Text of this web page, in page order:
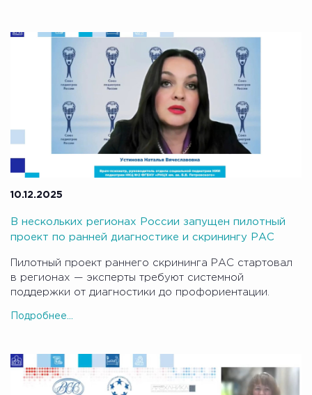
10.12.2025
В нескольких регионах России запущен пилотный
проект по ранней диагностике и скринингу РАС
Пилотный проект раннего скрининга РАС стартовал
в регионах — эксперты требуют системной
поддержки от диагностики до профориентации.
Подробнее...